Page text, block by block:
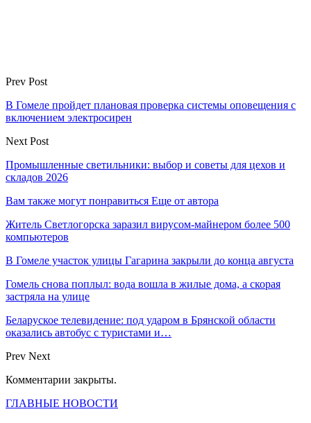
Prev Post
В Гомеле пройдет плановая проверка системы оповещения с
включением электросирен
Next Post
Промышленные светильники: выбор и советы для цехов и
складов 2026
Вам также могут понравиться Еще от автора
Житель Светлогорска заразил вирусом-майнером более 500
компьютеров
В Гомеле участок улицы Гагарина закрыли до конца августа
Гомель снова поплыл: вода вошла в жилые дома, а скорая
застряла на улице
Беларуское телевидение: под ударом в Брянской области
оказались автобус с туристами и…
Prev Next
Комментарии закрыты.
ГЛАВНЫЕ НОВОСТИ